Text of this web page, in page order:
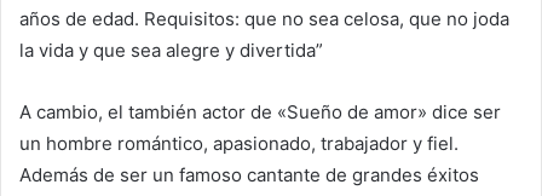
años de edad. Requisitos: que no sea celosa, que no joda
la vida y que sea alegre y divertida”
A cambio, el también actor de «Sueño de amor» dice ser
un hombre romántico, apasionado, trabajador y fiel.
Además de ser un famoso cantante de grandes éxitos